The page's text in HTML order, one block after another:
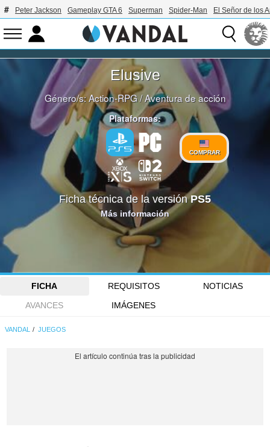
Peter Jackson Gameplay GTA 6 Superman Spider-Man El Señor de los
Elusive
Género/s:Action-RPG/Aventura de acción
Plataformas:
COMPRAR
Ficha técnica de la versiónPS5
Más información
FICHA REQUISITOS
NOTICIAS
AVANCES
IMÁGENES
VANDAL JUEGOS